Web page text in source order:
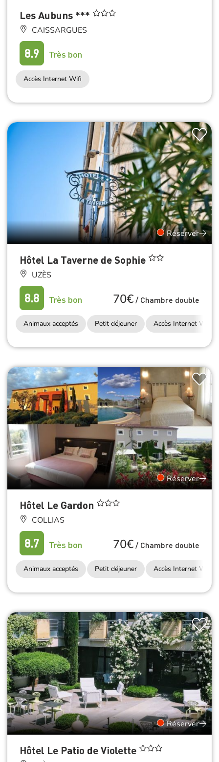
Les Aubuns ***
CAISSARGUES
8.9 Très bon
Accès Internet Wifi
Réserver
Hôtel La Taverne de Sophie
UZÈS
8.8 Très bon 70€/ Chambre double
Animaux acceptés Petit déjeuner Accès Internet Wifi
Réserver
Hôtel Le Gardon
COLLIAS
8.7 Très bon 70€/ Chambre double
Animaux acceptés Petit déjeuner Accès Internet Wifi
Réserver
Hôtel Le Patio de Violette